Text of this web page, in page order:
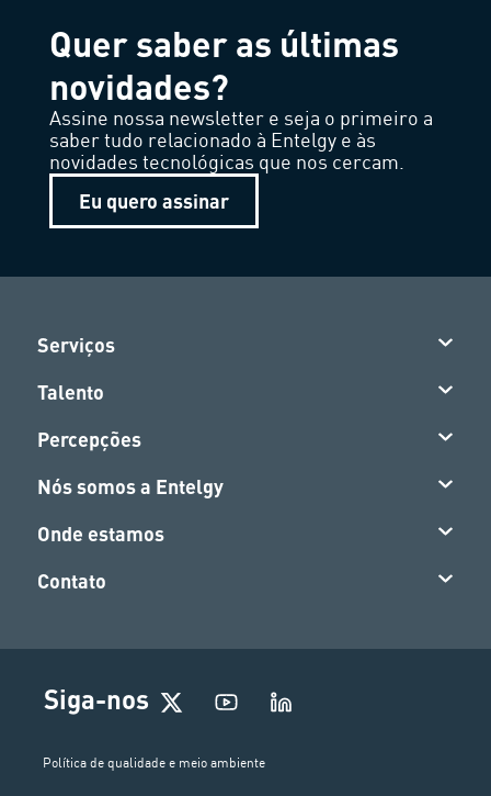
Quer saber as últimas
novidades?
Assine nossa newsletter e seja o primeiro a
saber tudo relacionado à Entelgy e às
novidades tecnológicas que nos cercam.
Eu quero assinar
Serviços
Talento
Percepções
Nós somos a Entelgy
Onde estamos
Contato
Siga-nos
Política de qualidade e meio ambiente